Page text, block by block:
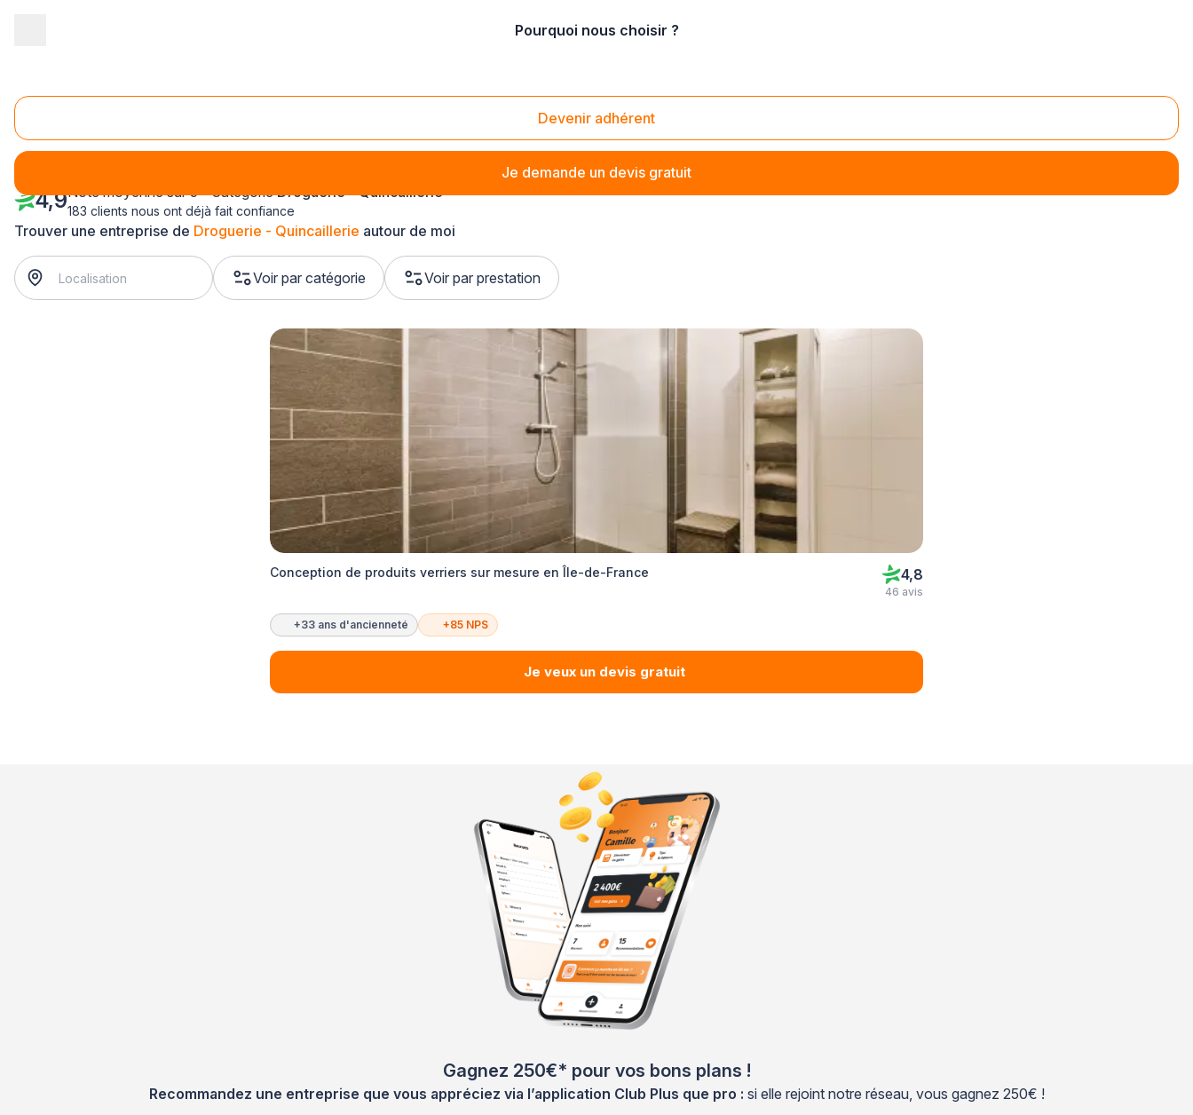
Pourquoi nous choisir ?
Devenir adhérent
Je demande un devis gratuit
Droguerie - Quincaillerie Ile-de-France
Trouver une entreprise de Droguerie - Quincaillerie autour de moi
Voir par catégorie Voir par prestation
4,9Note moyenne sur 5 - CatégorieDroguerie - Quincaillerie
183 clients nous ont déjà fait confiance
Conception de produits verriers sur mesure en Île-de-France 4,8
46 avis
+33 ans d'ancienneté +85 NPS
Je veux un devis gratuit
Gagnez 250€* pour vos bons plans !
Recommandez une entreprise que vous appréciez via l’application Club Plus que pro : si elle rejoint notre réseau, vous gagnez 250€ !